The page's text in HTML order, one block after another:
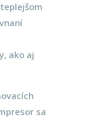
ako aj
sa